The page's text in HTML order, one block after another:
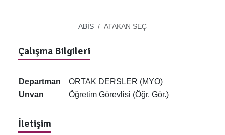
ABİS ATAKAN SEÇ
Çalışma Bilgileri
Departman
ORTAK DERSLER (MYO)
Unvan
Öğretim Görevlisi (Öğr. Gör.)
İletişim